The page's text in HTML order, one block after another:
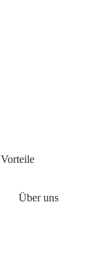
Vorteile
Über uns